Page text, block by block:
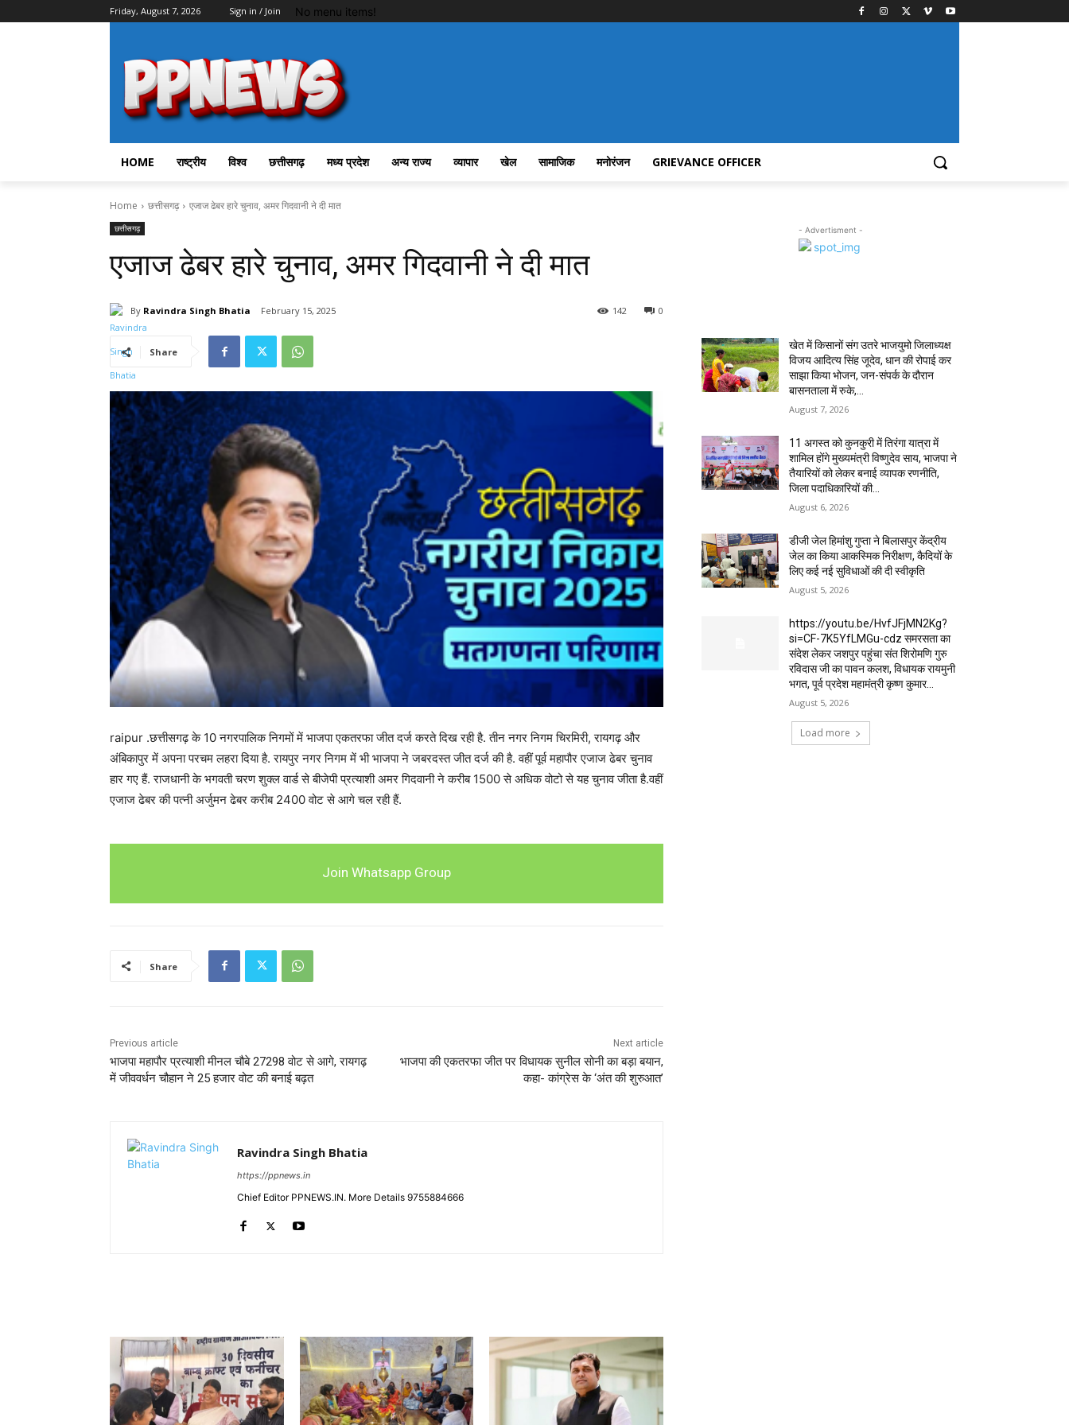
Friday, August 7, 2026 Sign in / Join No menu items!
HOME राष्ट्रीय विश्व छत्तीसगढ़ मध्य प्रदेश अन्य राज्य व्यापार खेल सामाजिक मनोरंजन GRIEVANCE OFFICER
Home छत्तीसगढ़ एजाज ढेबर हारे चुनाव, अमर गिदवानी ने दी मात
छत्तीसगढ़
एजाज ढेबर हारे चुनाव, अमर गिदवानी ने दी मात
By Ravindra Singh Bhatia February 15, 2025 0
142
Share
raipur .छत्तीसगढ़ के 10 नगरपालिक निगमों में भाजपा एकतरफा जीत दर्ज करते दिख रही है. तीन नगर निगम चिरमिरी, रायगढ़ और
अंबिकापुर में अपना परचम लहरा दिया है. रायपुर नगर निगम में भी भाजपा ने जबरदस्त जीत दर्ज की है. वहीं पूर्व महापौर एजाज ढेबर चुनाव
हार गए हैं. राजधानी के भगवती चरण शुक्ल वार्ड से बीजेपी प्रत्याशी अमर गिदवानी ने करीब 1500 से अधिक वोटो से यह चुनाव जीता है.वहीं
एजाज ढेबर की पत्नी अर्जुमन ढेबर करीब 2400 वोट से आगे चल रही हैं.
Join Whatsapp Group
Share
Previous article
भाजपा महापौर प्रत्याशी मीनल चौबे 27298 वोट से आगे, रायगढ़
में जीववर्धन चौहान ने 25 हजार वोट की बनाई बढ़त
Next article
भाजपा की एकतरफा जीत पर विधायक सुनील सोनी का बड़ा बयान,
कहा- कांग्रेस के ‘अंत की शुरुआत’
Ravindra Singh Bhatia
https://ppnews.in
Chief Editor PPNEWS.IN. More Details 9755884666
- Advertisment -
खेत में किसानों संग उतरे भाजयुमो जिलाध्यक्ष
विजय आदित्य सिंह जूदेव, धान की रोपाई कर
साझा किया भोजन, जन-संपर्क के दौरान
बासनताला में रुके,...
August 7, 2026
11 अगस्त को कुनकुरी में तिरंगा यात्रा में
शामिल होंगे मुख्यमंत्री विष्णुदेव साय, भाजपा ने
तैयारियों को लेकर बनाई व्यापक रणनीति,
जिला पदाधिकारियों की...
August 6, 2026
डीजी जेल हिमांशु गुप्ता ने बिलासपुर केंद्रीय
जेल का किया आकस्मिक निरीक्षण, कैदियों के
लिए कई नई सुविधाओं की दी स्वीकृति
August 5, 2026
https://youtu.be/HvfJFjMN2Kg?
si=CF-7K5YfLMGu-cdz समरसता का
संदेश लेकर जशपुर पहुंचा संत शिरोमणि गुरु
रविदास जी का पावन कलश, विधायक रायमुनी
भगत, पूर्व प्रदेश महामंत्री कृष्ण कुमार...
August 5, 2026
Load more